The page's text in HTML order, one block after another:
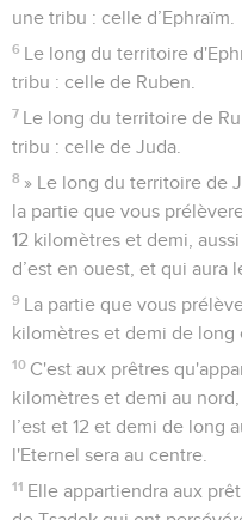
une tribu : celle d’Ephraïm.
6 Le long du territoire
tribu : celle de Ruben.
7 Le long du territoire de
tribu : celle de Juda.
8 » Le long du territoire de
la partie que vous
12 kilomètres et demi,
d’est en ouest, et qui aura
9 La partie que vous
kilomètres et demi de long
10 C'est aux prêtres
kilomètres et demi au
l’est et 12 et demi de long
l'Eternel sera au centre.
11 Elle appartiendra aux